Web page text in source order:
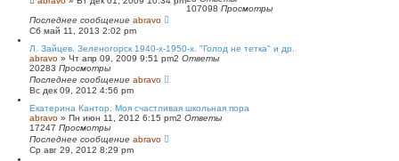
107098 Просмотры
Последнее сообщение abravo
Сб май 11, 2013 2:02 pm
Л. Зайцев. Зеленогорск 1940-х-1950-х. "Голод не тетка" и др.
abravo » Чт апр 09, 2009 9:51 pm2 Ответы
20283 Просмотры
Последнее сообщение abravo
Вс дек 09, 2012 4:56 pm
Екатерина Кантор. Моя счастливая школьная пора
abravo » Пн июн 11, 2012 6:15 pm2 Ответы
17247 Просмотры
Последнее сообщение abravo
Ср авг 29, 2012 8:29 pm